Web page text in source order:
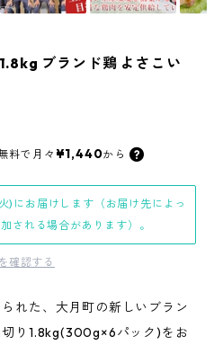
ブランド鶏 よさこい
料で 月々 ¥1,440から
)にお届けします（お届け先によっ
される場合があります）。
確認する
れた、大月町の新しいブラン
切り1.8kg(300g×6パック)をお